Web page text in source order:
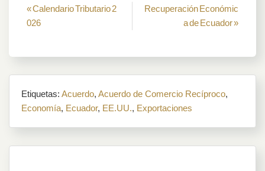
Navegación
de
« Calendario Tributario 2
026
Recuperación Económic
a de Ecuador »
Etiquetas: Acuerdo, Acuerdo de Comercio Recíproco,
Economía, Ecuador, EE.UU., Exportaciones